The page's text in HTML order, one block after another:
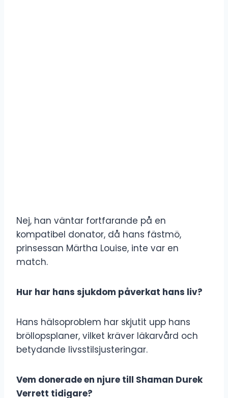
Nej, han väntar fortfarande på en
kompatibel donator, då hans fästmö,
prinsessan Märtha Louise, inte var en
match.
Hur har hans sjukdom påverkat hans liv?
Hans hälsoproblem har skjutit upp hans
bröllopsplaner, vilket kräver läkarvård och
betydande livsstilsjusteringar.
Vem donerade en njure till Shaman Durek
Verrett tidigare?